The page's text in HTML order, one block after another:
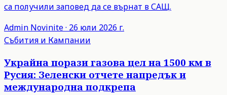
са получили заповед да се върнат в САЩ.
Admin Novinite· 26 юли 2026 г.
Събития и Кампании
Украйна порази газова цел на 1500 км в
Русия: Зеленски отчете напредък и
международна подкрепа